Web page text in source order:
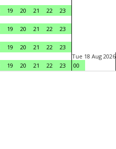
19 20 21 22
23
19 20 21 22
23
19 20 21 22
23
19 20 21 22 23
Tue 18 Aug 2026
00